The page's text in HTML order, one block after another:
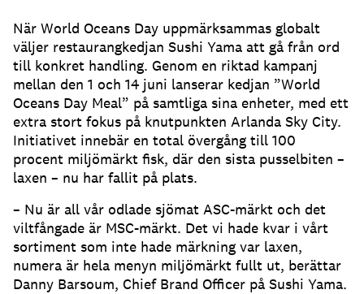
När World Oceans Day uppmärksammas globalt
väljer restaurangkedjan Sushi Yama att gå från ord
till konkret handling. Genom en riktad kampanj
mellan den 1 och 14 juni lanserar kedjan ”World
Oceans Day Meal” på samtliga sina enheter, med ett
extra stort fokus på knutpunkten Arlanda Sky City.
Initiativet innebär en total övergång till 100
procent miljömärkt fisk, där den sista pusselbiten –
laxen – nu har fallit på plats.
– Nu är all vår odlade sjömat ASC-märkt och det
viltfångade är MSC-märkt. Det vi hade kvar i vårt
sortiment som inte hade märkning var laxen,
numera är hela menyn miljömärkt fullt ut, berättar
Danny Barsoum, Chief Brand Officer på Sushi Yama.